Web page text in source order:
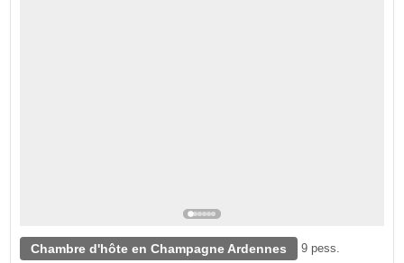
Chambre d'hôte en Champagne Ardennes 9 pess.